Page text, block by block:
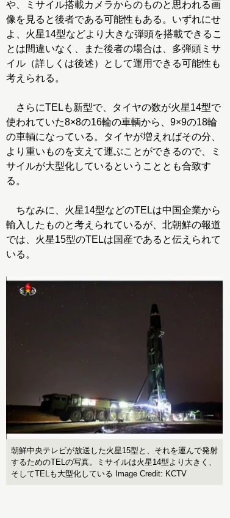
や、ミサイル搭載カメラからのものと思われる画
像を見ると後者である可能性もある。いずれにせ
よ、火星14型などより大きな弾頭を搭載できるこ
とは間違いなく、また後者の場合は、多弾頭ミサ
イル（詳しくは後述）として運用できる可能性も
考えられる。
さらにTELも新型で、タイヤの数が火星14型で
使われていた8×8の16輪の車輌から、9×9の18輪
の車輌になっている。タイヤが増えればその分、
より重いものを支えて運ぶことができるので、ミ
サイルが大型化しているということとも合致す
る。
ちなみに、火星14型などのTELは中国企業から
輸入したものと考えられているが、北朝鮮の報道
では、火星15型のTELは国産であると伝えられて
いる。
朝鮮中央テレビが放送した火星15型と、それを運んで発射
するためのTELの写真。ミサイルは火星14型より大きく、
そしてTELも大型化している Image Credit: KCTV